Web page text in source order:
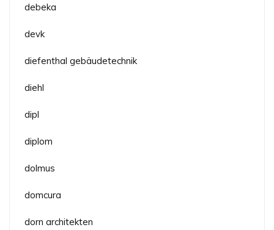
debeka
devk
diefenthal gebäudetechnik
diehl
dipl
diplom
dolmus
domcura
dorn architekten